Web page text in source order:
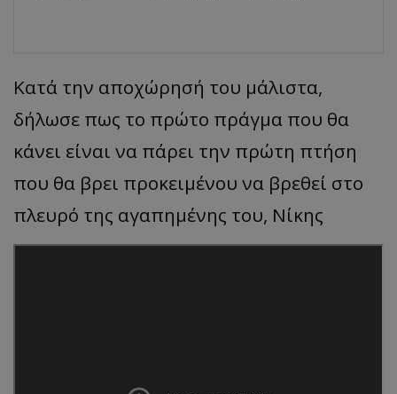
Κατά την αποχώρησή του μάλιστα,
δήλωσε πως το πρώτο πράγμα που θα
κάνει είναι να πάρει την πρώτη πτήση
που θα βρει προκειμένου να βρεθεί στο
πλευρό της αγαπημένης του, Νίκης